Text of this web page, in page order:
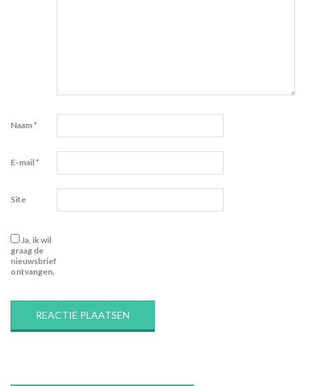
Naam*
E-mail*
Site
Ja, ik wil
graag de
nieuwsbrief
ontvangen.